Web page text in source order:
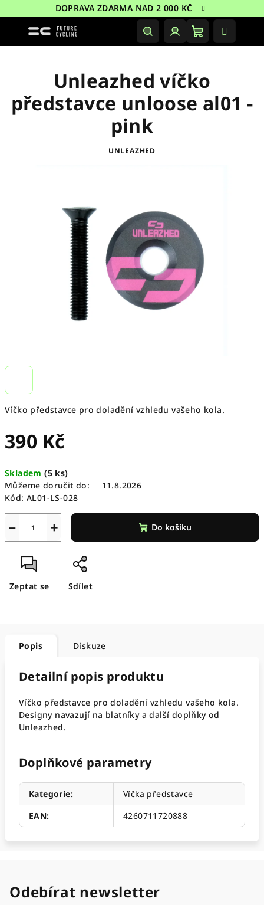
na
DOPRAVA ZDARMA NAD 2 000 KČ
HledatPřihlášeníNákupní
Víčko představce pro doladění vzhledu vašeho kola.
390 Kč
cena:
Skladem(5 ks)
Můžeme doručit do:
11.8.2026
Kód: AL01-LS-028
+
− Do košíku
Zeptat se Sdílet
Unleazhed víčko
představce unloose al01 -
pink
UNLEAZHED
Popis Diskuze
Detailní popis produktu
Víčko představce pro doladění vzhledu vašeho kola.
Designy navazují na blatníky a další doplňky od
Unleazhed.
Doplňkové parametry
Kategorie:
Víčka představce
EAN: 4260711720888
Odebírat newsletter